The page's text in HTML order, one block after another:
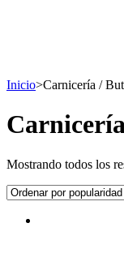
Inicio>Carnicería /
Mostrando todos los